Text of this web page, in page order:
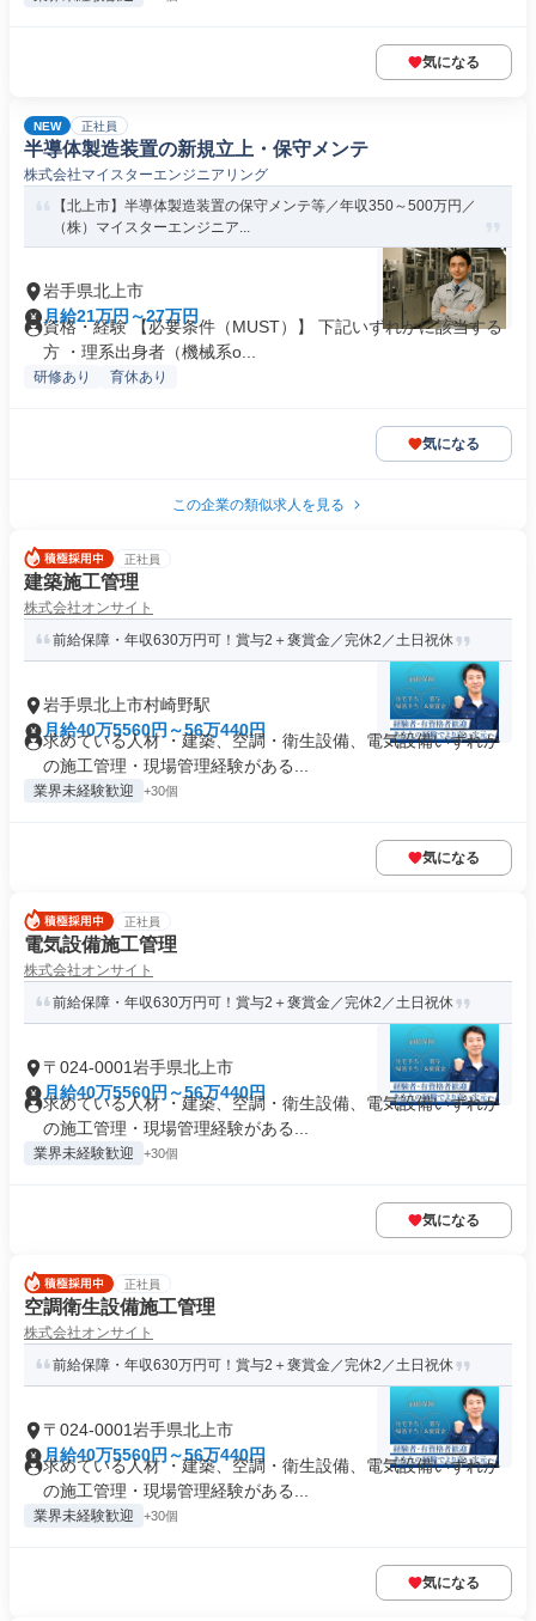
気になる
NEW 正社員
半導体製造装置の新規立上・保守メンテ
株式会社マイスターエンジニアリング
【北上市】半導体製造装置の保守メンテ等／年収350～500万円／
（株）マイスターエンジニア...
岩手県北上市
月給21万円～27万円
資格・経験 【必要条件（MUST）】 下記いずれかに該当する
方 ・理系出身者（機械系o...
研修あり 育休あり
気になる
この企業の類似求人を見る
正社員
建築施工管理
株式会社オンサイト
前給保障・年収630万円可！賞与2＋褒賞金／完休2／土日祝休
岩手県北上市村崎野駅
月給40万5560円～56万440円
求めている人材 ・建築、空調・衛生設備、電気設備いずれか
の施工管理・現場管理経験がある...
業界未経験歓迎 +30個
気になる
正社員
電気設備施工管理
株式会社オンサイト
前給保障・年収630万円可！賞与2＋褒賞金／完休2／土日祝休
〒024-0001岩手県北上市
月給40万5560円～56万440円
求めている人材 ・建築、空調・衛生設備、電気設備いずれか
の施工管理・現場管理経験がある...
業界未経験歓迎 +30個
気になる
正社員
空調衛生設備施工管理
株式会社オンサイト
前給保障・年収630万円可！賞与2＋褒賞金／完休2／土日祝休
〒024-0001岩手県北上市
月給40万5560円～56万440円
求めている人材 ・建築、空調・衛生設備、電気設備いずれか
の施工管理・現場管理経験がある...
業界未経験歓迎 +30個
気になる